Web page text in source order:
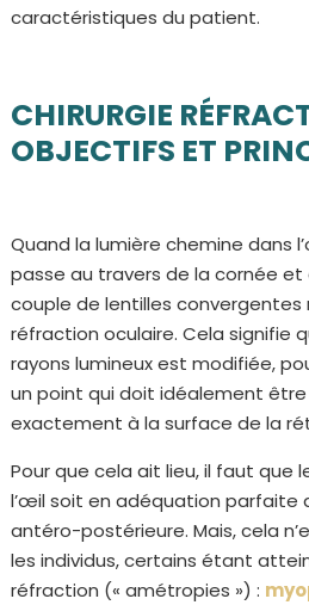
caractéristiques du patient.
CHIRURGIE
OBJECTIFS ET
Quand la lumière chemine dans
passe au travers de la cornée et
couple de lentilles convergentes
réfraction oculaire. Cela signifie
rayons lumineux est modifiée,
un point qui doit idéalement
exactement à la surface de la
Pour que cela ait lieu, il faut que
l’œil soit en adéquation parfaite
antéro-postérieure. Mais, cela
les individus, certains étant
réfraction (« amétropies ») :